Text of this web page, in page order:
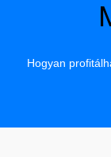
Hogyan